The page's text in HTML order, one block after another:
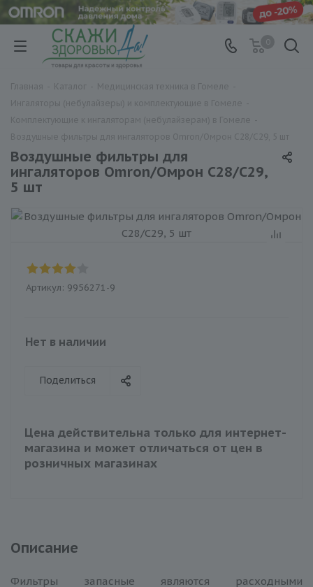
Воздушные фильтры для
ингаляторов Omron/Омрон C28/C29,
5 шт
Артикул: 9956271-9
Нет в наличии
Поделиться
Цена действительна только для интернет-
магазина и может отличаться от цен в
розничных магазинах
Описание
Фильтры запасные являются расходными